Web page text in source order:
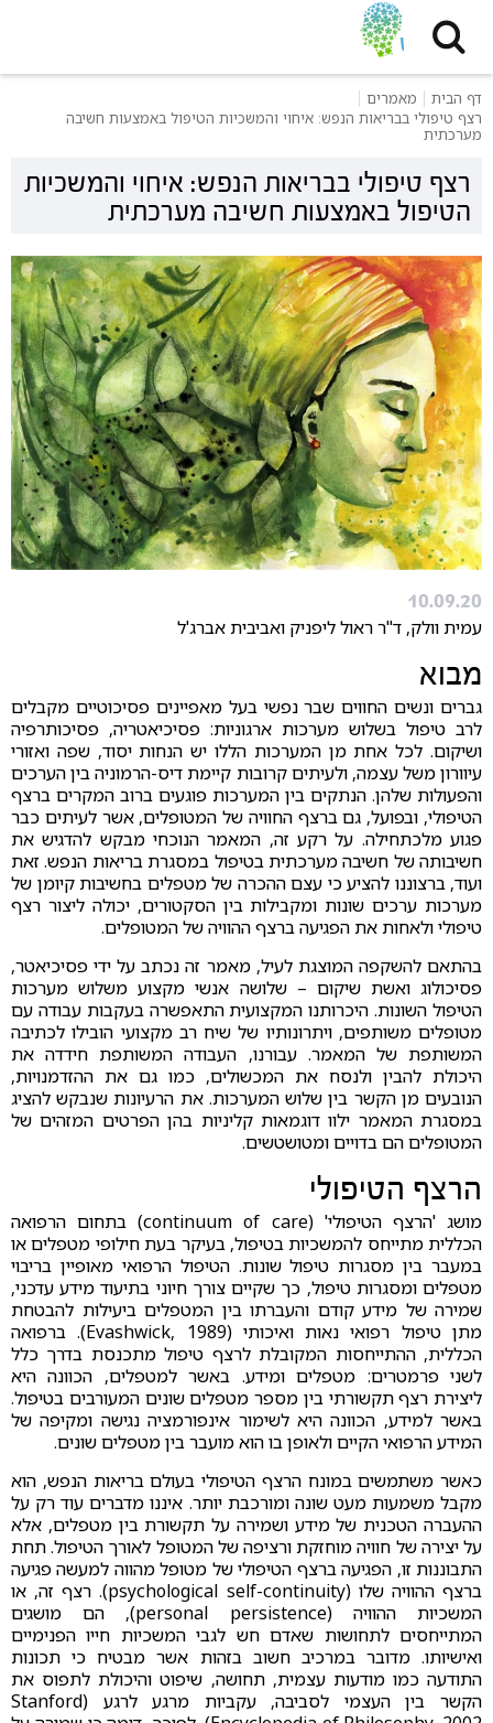
דף הבית
מאמרים
רצף טיפולי בבריאות הנפש: איחוי והמשכיות הטיפול באמצעות חשיבה
מערכתית
רצף טיפולי בבריאות הנפש: איחוי והמשכיות
הטיפול באמצעות חשיבה מערכתית
10.09.20
עמית וולק, ד"ר ראול ליפניק ואביבית אברג'ל
מבוא
גברים ונשים החווים שבר נפשי בעל מאפיינים פסיכוטיים מקבלים
לרב טיפול בשלוש מערכות ארגוניות: פסיכיאטריה, פסיכותרפיה
ושיקום. לכל אחת מן המערכות הללו יש הנחות יסוד, שפה ואזורי
עיוורון משל עצמה, ולעיתים קרובות קיימת דיס-הרמוניה בין הערכים
והפעולות שלהן. הנתקים בין המערכות פוגעים ברוב המקרים ברצף
הטיפולי, ובפועל, גם ברצף החוויה של המטופלים, אשר לעיתים כבר
פגוע מלכתחילה. על רקע זה, המאמר הנוכחי מבקש להדגיש את
חשיבותה של חשיבה מערכתית בטיפול במסגרת בריאות הנפש. זאת
ועוד, ברצוננו להציע כי עצם ההכרה של מטפלים בחשיבות קיומן של
מערכות ערכים שונות ומקבילות בין הסקטורים, יכולה ליצור רצף
טיפולי ולאחות את הפגיעה ברצף ההוויה של המטופלים.
בהתאם להשקפה המוצגת לעיל, מאמר זה נכתב על ידי פסיכיאטר,
פסיכולוג ואשת שיקום – שלושה אנשי מקצוע משלוש מערכות
הטיפול השונות. היכרותנו המקצועית התאפשרה בעקבות עבודה עם
מטופלים משותפים, ויתרונותיו של שיח רב מקצועי הובילו לכתיבה
המשותפת של המאמר. עבורנו, העבודה המשותפת חידדה את
היכולת להבין ולנסח את המכשולים, כמו גם את ההזדמנויות,
הנובעים מן הקשר בין שלוש המערכות. את הרעיונות שנבקש להציג
במסגרת המאמר ילוו דוגמאות קליניות בהן הפרטים המזהים של
המטופלים הם בדויים ומטושטשים.
הרצף הטיפולי
מושג 'הרצף הטיפולי' (continuum of care) בתחום הרפואה
הכללית מתייחס להמשכיות בטיפול, בעיקר בעת חילופי מטפלים או
במעבר בין מסגרות טיפול שונות. הטיפול הרפואי מאופיין בריבוי
מטפלים ומסגרות טיפול, כך שקיים צורך חיוני בתיעוד מידע עדכני,
שמירה של מידע קודם והעברתו בין המטפלים ביעילות להבטחת
מתן טיפול רפואי נאות ואיכותי (Evashwick, 1989). ברפואה
הכללית, ההתייחסות המקובלת לרצף טיפול מתכנסת בדרך כלל
לשני פרמטרים: מטפלים ומידע. באשר למטפלים, הכוונה היא
ליצירת רצף תקשורתי בין מספר מטפלים שונים המעורבים בטיפול.
באשר למידע, הכוונה היא לשימור אינפורמציה נגישה ומקיפה של
המידע הרפואי הקיים ולאופן בו הוא מועבר בין מטפלים שונים.
כאשר משתמשים במונח הרצף הטיפולי בעולם בריאות הנפש, הוא
מקבל משמעות מעט שונה ומורכבת יותר. איננו מדברים עוד רק על
ההעברה הטכנית של מידע ושמירה על תקשורת בין מטפלים, אלא
על יצירה של חוויה מוחזקת ורציפה של המטופל לאורך הטיפול. תחת
התבוננות זו, הפגיעה ברצף הטיפולי של מטופל מהווה למעשה פגיעה
ברצף ההוויה שלו (psychological self-continuity). רצף זה, או
המשכיות ההוויה (personal persistence), הם מושגים
המתייחסים לתחושות שאדם חש לגבי המשכיות חייו הפנימיים
ואישיותו. מדובר במרכיב חשוב בזהות אשר מבטיח כי תכונות
התודעה כמו מודעות עצמית, תחושה, שיפוט והיכולת לתפוס את
הקשר בין העצמי לסביבה, עקביות מרגע לרגע (Stanford